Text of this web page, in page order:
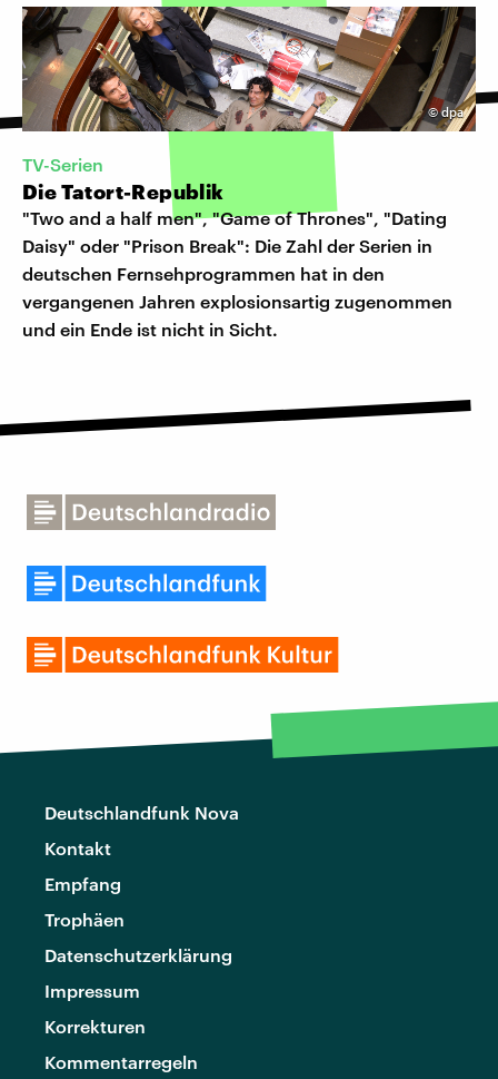
©dpa
TV-Serien
Die Tatort-Republik
"Two and a half men", "Game of Thrones", "Dating
Daisy" oder "Prison Break": Die Zahl der Serien in
deutschen Fernsehprogrammen hat in den
vergangenen Jahren explosionsartig zugenommen
und ein Ende ist nicht in Sicht.
Deutschlandfunk Nova
Kontakt
Empfang
Trophäen
Datenschutzerklärung
Impressum
Korrekturen
Kommentarregeln